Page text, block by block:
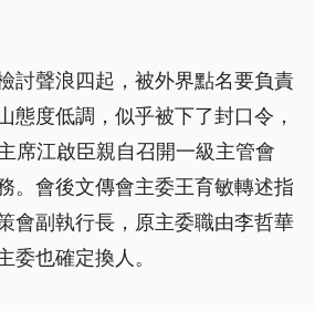
討聲浪四起，被外界點名要負責
態度低調，似乎被下了封口令，
席江啟臣親自召開一級主管會
。會後文傳會主委王育敏轉述指
會副執行長，原主委職由李哲華
委也確定換人。